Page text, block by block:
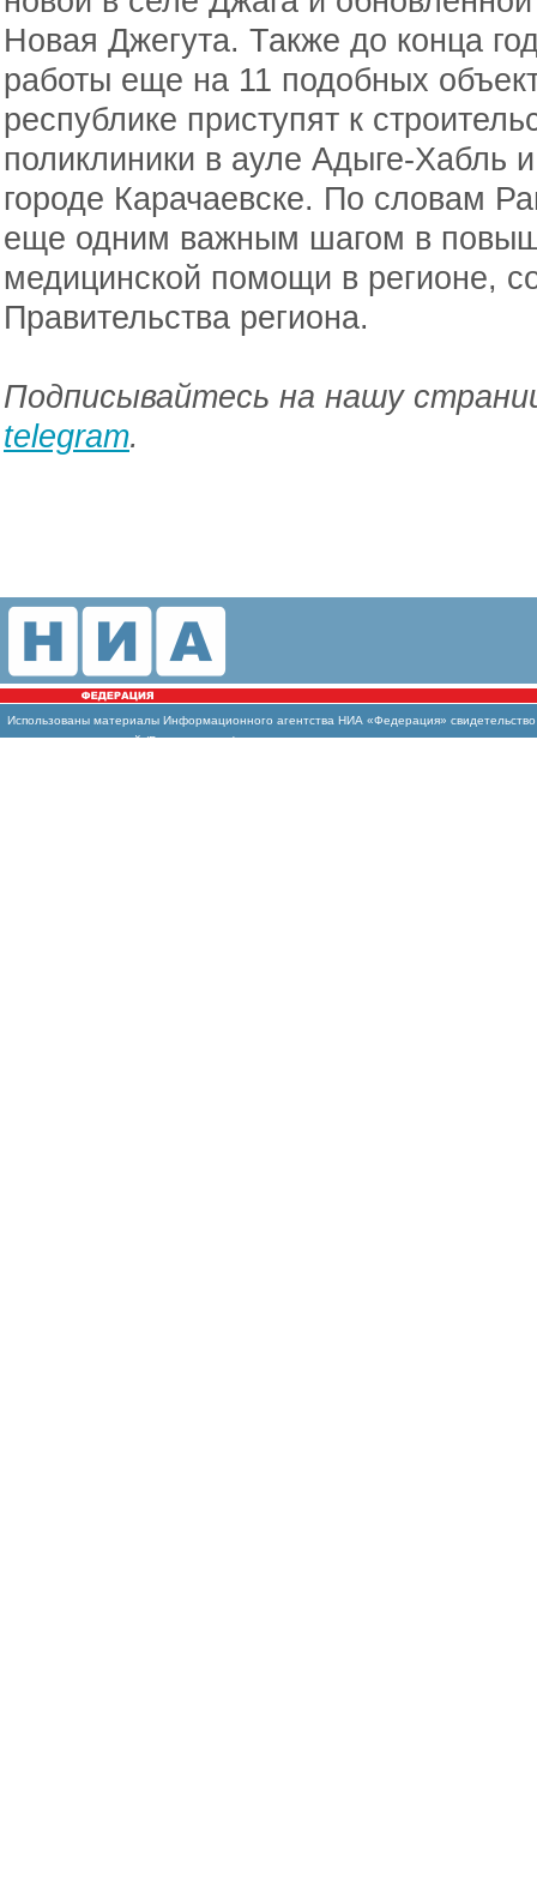
Новая Джегута. Также до конца
работы еще на 11 подобных
республике приступят к
поликлиники в ауле Адыге-Хабль
городе Карачаевске. По словам
еще одним важным шагом в
медицинской помощи в регионе,
Правительства региона.
Подписывайтесь на нашу
telegram.
Использованы материалы Информационного агентства НИА «Федерация»
массовых коммуникаций (Роскомнадзор)